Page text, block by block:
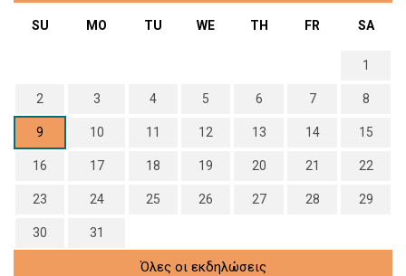
SU MO TU WE TH FR SA
1
2 3 4 5 6 7 8
9 10 11 12 13 14 15
16 17 18 19 20 21 22
23 24 25 26 27 28 29
30 31
Όλες οι εκδηλώσεις